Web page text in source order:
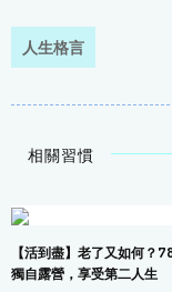
人生格言
相關習慣
【活到盡】老了又如何？
獨自露營，享受第二人生